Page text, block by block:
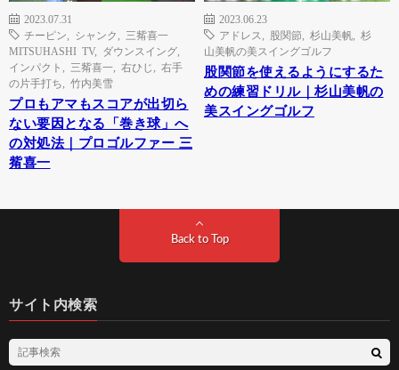
2023.07.31
チーピン
シャンク
三觜喜一
MITSUHASHI TV, ダウンスイング
インパクト
三觜喜一 右ひじ
右手
の片手打ち
竹内美雪
プロもアマもスコアが出切ら
ない要因となる「巻き球」へ
の対処法｜プロゴルファー 三
觜喜一
2023.06.23
アドレス
股関節 杉山美帆
杉
山美帆の美スイングゴルフ
股関節を使えるようにするた
めの練習ドリル｜杉山美帆の
美スイングゴルフ
Back to Top
サイト内検索